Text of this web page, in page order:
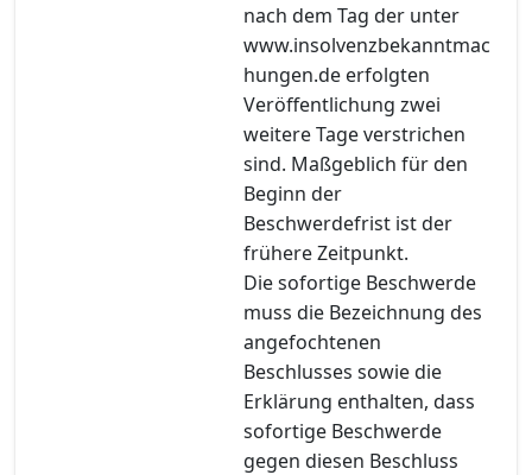
nach dem Tag der unter
www.insolvenzbekanntmac
hungen.de erfolgten
Veröffentlichung zwei
weitere Tage verstrichen
sind. Maßgeblich für den
Beginn der
Beschwerdefrist ist der
frühere Zeitpunkt.
Die sofortige Beschwerde
muss die Bezeichnung des
angefochtenen
Beschlusses sowie die
Erklärung enthalten, dass
sofortige Beschwerde
gegen diesen Beschluss